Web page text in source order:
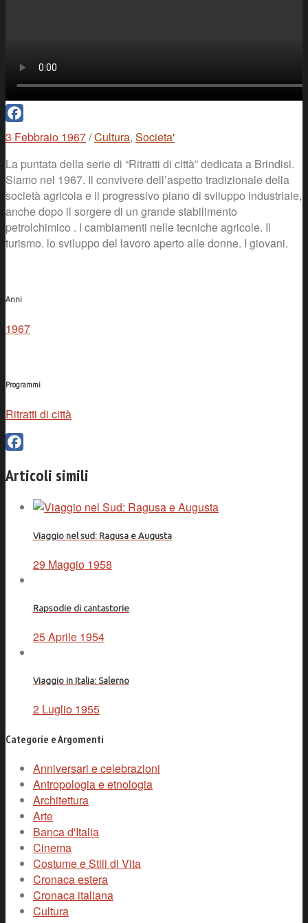
Facebook
3 Febbraio 1967/Cultura, Societa'
La puntata della serie di “Ritratti di città” dedicata a Brindisi.
Siamo nel 1967. Il convivere dell’aspetto tradizionale della
società agricola e il progressivo piano di sviluppo industriale,
anche dopo il sorgere di un grande stabilimento
petrolchimico . I cambiamenti nelle tecniche agricole. Il
turismo. lo sviluppo del lavoro aperto alle donne. I giovani.
Anni
1967
Programmi
Ritratti di città
Articoli simili
Viaggio nel sud: Ragusa e Augusta
29 Maggio 1958
Rapsodie di cantastorie
25 Aprile 1954
Viaggio in Italia: Salerno
2 Luglio 1955
Categorie e Argomenti
Anniversari e celebrazioni
Antropologia e etnologia
Architettura
Arte
Banca d'Italia
Cinema
Costume e Stili di Vita
Cronaca estera
Cronaca italiana
Cultura